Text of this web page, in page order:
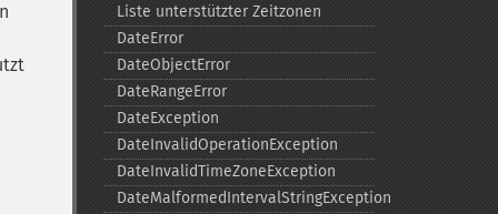
Liste unterstützter Zeitzonen
DateError
DateObjectError
DateRangeError
DateException
DateInvalidOperationException
DateInvalidTimeZoneException
DateMalformedIntervalStringException